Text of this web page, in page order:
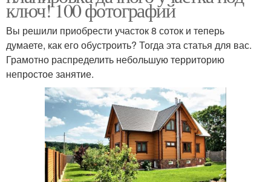
ключ! 100 фотографий
Вы решили приобрести участок 8 соток и теперь
думаете, как его обустроить? Тогда эта статья для вас.
Грамотно распределить небольшую территорию
непростое занятие.